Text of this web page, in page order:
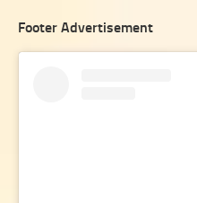
Footer Advertisement